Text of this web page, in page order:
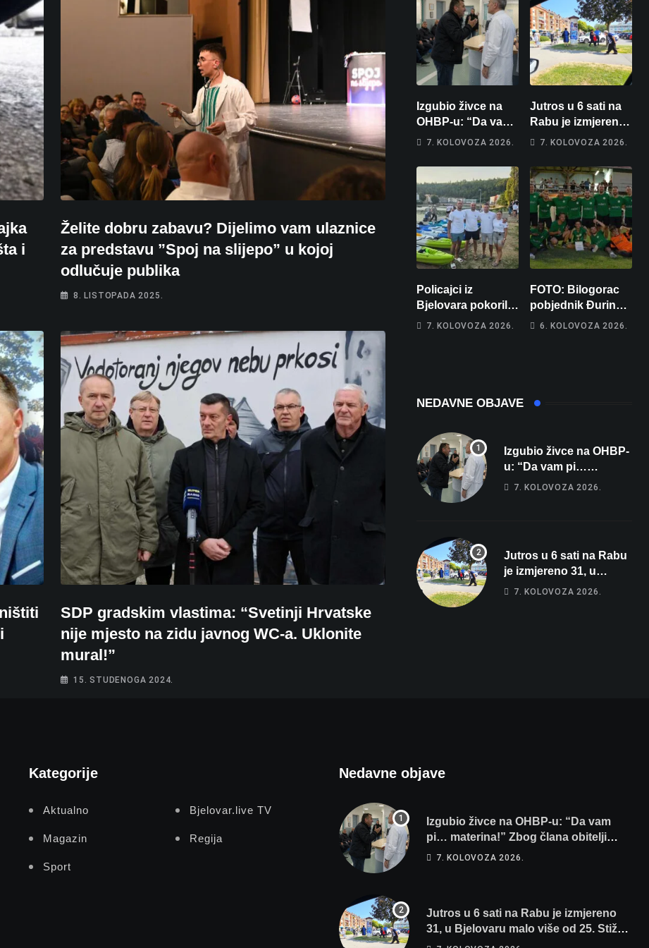
i
Želite dobru zabavu? Dijelimo vam ulaznice
za predstavu ”Spoj na slijepo” u kojoj
odlučuje publika
8. LISTOPADA 2025.
SDP gradskim vlastima: “Svetinji Hrvatske
nije mjesto na zidu javnog WC-a. Uklonite
mural!”
15. STUDENOGA 2024.
Izgubio živce na
OHBP-u: “Da vam
pi… materina!”
vrijeđao i vikao na
djelatnike
7. KOLOVOZA 2026.
Jutros u 6 sati na
Rabu je izmjereno
31, u Bjelovaru
Stiže nam
promjena vremena
7. KOLOVOZA 2026.
Policajci iz
Bjelovara pokorili
Zrmanju!
kupu POSKOK 3
7. KOLOVOZA 2026.
FOTO: Bilogorac
pobjednik Đurinog
memorijala
6. KOLOVOZA 2026.
NEDAVNE OBJAVE
Izgubio živce na OHBP-
u: “Da vam pi…
materina!” Zbog člana
7. KOLOVOZA 2026.
Jutros u 6 sati na Rabu
je izmjereno 31, u
Bjelovaru malo više od
7. KOLOVOZA 2026.
Kategorije
Aktualno Bjelovar.live TV
Magazin Regija
Sport
Nedavne objave
Izgubio živce na OHBP-u: “Da vam
pi… materina!” Zbog člana obitelji
vrijeđao i vikao na djelatnike
7. KOLOVOZA 2026.
Jutros u 6 sati na Rabu je izmjereno
31, u Bjelovaru malo više od 25. Stiže
nam promjena vremena